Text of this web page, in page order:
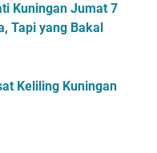
Kuningan Jumat 7
Tapi yang Bakal
Keliling Kuningan